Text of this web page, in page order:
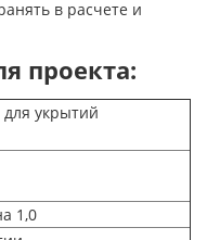
в расчете и
проекта:
укрытий
1,0